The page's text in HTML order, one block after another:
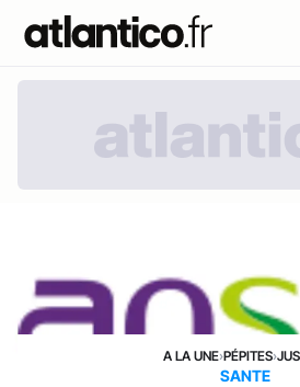
A LA UNE›PÉPITES›
SANTE